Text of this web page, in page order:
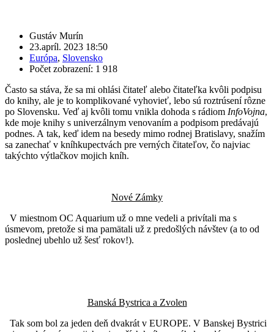
Gustáv Murín
23.apríl. 2023 18:50
Európa, Slovensko
Počet zobrazení: 1 918
Často sa stáva, že sa mi ohlási čitateľ alebo čitateľka kvôli podpisu
do knihy, ale je to komplikované vyhovieť, lebo sú roztrúsení rôzne
po Slovensku. Veď aj kvôli tomu vnikla dohoda s rádiom InfoVojna,
kde moje knihy s univerzálnym venovaním a podpisom predávajú
podnes. A tak, keď idem na besedy mimo rodnej Bratislavy, snažím
sa zanechať v kníhkupectvách pre verných čitateľov, čo najviac
takýchto výtlačkov mojich kníh.
Nové Zámky
V miestnom OC Aquarium už o mne vedeli a privítali ma s
úsmevom, pretože si ma pamätali už z predošlých návštev (a to od
poslednej ubehlo už šesť rokov!).
Banská Bystrica a Zvolen
Tak som bol za jeden deň dvakrát v EUROPE. V Banskej Bystrici